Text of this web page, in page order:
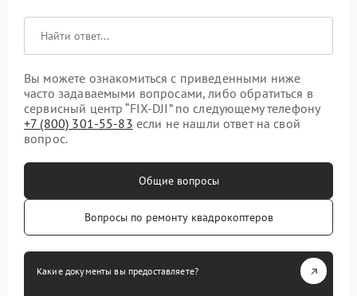
Вы можете ознакомиться с приведенными ниже
часто задаваемыми вопросами, либо обратиться в
сервисный центр “FIX-DJI” по следующему телефону
+7 (800) 301-55-83 если не нашли ответ на свой
вопрос.
Общие вопросы
Вопросы по ремонту квадрокоптеров
Какие документы вы предоставляете?